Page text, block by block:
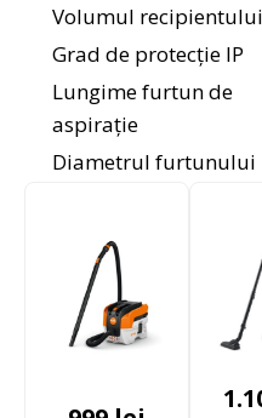
Volumul recipientului
Grad de protecție IP
Lungime furtun de
aspirație
Diametrul furtunului